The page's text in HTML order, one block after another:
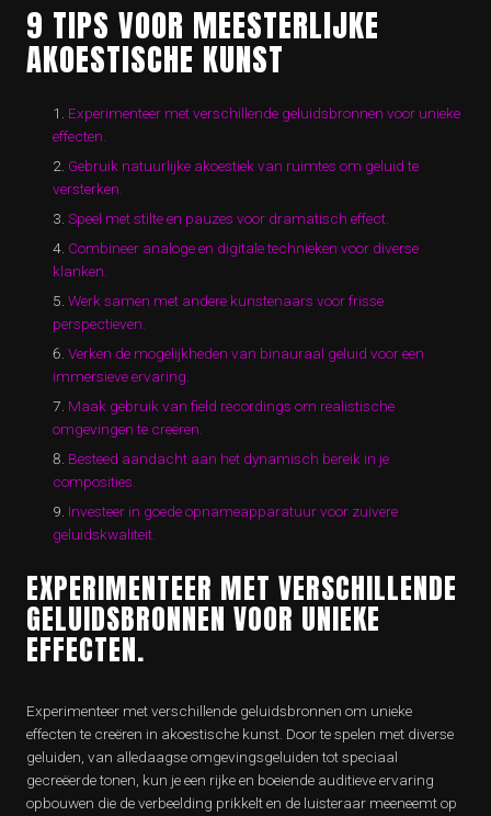
9 TIPS VOOR MEESTERLIJKE
AKOESTISCHE KUNST
Experimenteer met verschillende geluidsbronnen voor unieke
effecten.
Gebruik natuurlijke akoestiek van ruimtes om geluid te
versterken.
Speel met stilte en pauzes voor dramatisch effect.
Combineer analoge en digitale technieken voor diverse
klanken.
Werk samen met andere kunstenaars voor frisse
perspectieven.
Verken de mogelijkheden van binauraal geluid voor een
immersieve ervaring.
Maak gebruik van field recordings om realistische
omgevingen te creëren.
Besteed aandacht aan het dynamisch bereik in je
composities.
Investeer in goede opnameapparatuur voor zuivere
geluidskwaliteit.
EXPERIMENTEER MET VERSCHILLENDE
GELUIDSBRONNEN VOOR UNIEKE
EFFECTEN.
Experimenteer met verschillende geluidsbronnen om unieke
effecten te creëren in akoestische kunst. Door te spelen met diverse
geluiden, van alledaagse omgevingsgeluiden tot speciaal
gecreëerde tonen, kun je een rijke en boeiende auditieve ervaring
opbouwen die de verbeelding prikkelt en de luisteraar meeneemt op